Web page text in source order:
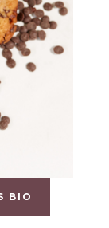
BIO